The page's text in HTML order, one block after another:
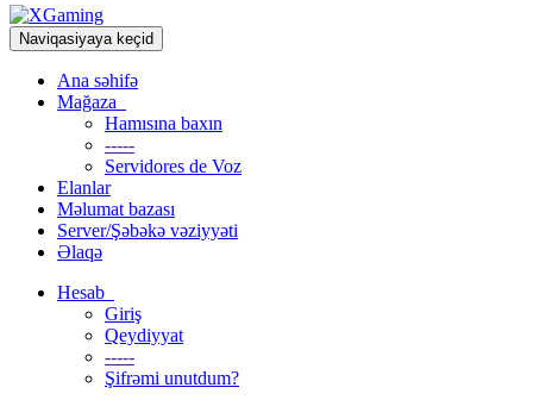
Naviqasiyaya keçid
Ana səhifə
Mağaza
Hamısına baxın
-----
Servidores de Voz
Elanlar
Məlumat bazası
Server/Şəbəkə vəziyyəti
Əlaqə
Hesab
Giriş
Qeydiyyat
-----
Şifrəmi unutdum?